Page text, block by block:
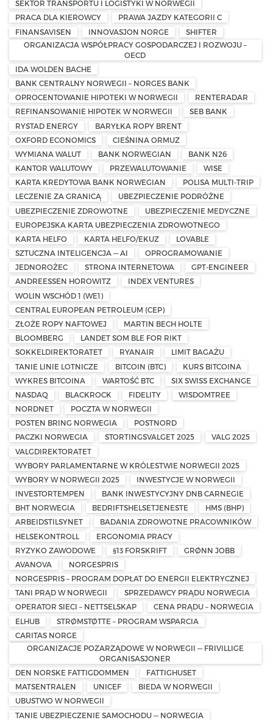
SEKTOR TRANSPORTU I LOGISTYKI W NORWEGII
PRACA DLA KIEROWCY
PRAWA JAZDY KATEGORII C
FINANSAVISEN
INNOVASJON NORGE
SHIFTER
ORGANIZACJA WSPÓŁPRACY GOSPODARCZEJ I ROZWOJU –
OECD
IDA WOLDEN BACHE
BANK CENTRALNY NORWEGII – NORGES BANK
OPROCENTOWANIE HIPOTEKI W NORWEGII
RENTERADAR
REFINANSOWANIE HIPOTEK W NORWEGII
SEB BANK
RYSTAD ENERGY
BARYŁKA ROPY BRENT
OXFORD ECONOMICS
CIEŚNINA ORMUZ
WYMIANA WALUT
BANK NORWEGIAN
BANK N26
KANTOR WALUTOWY
PRZEWALUTOWANIE
WISE
KARTA KREDYTOWA BANK NORWEGIAN
POLISA MULTI-TRIP
LECZENIE ZA GRANICĄ
UBEZPIECZENIE PODRÓŻNE
UBEZPIECZENIE ZDROWOTNE
UBEZPIECZENIE MEDYCZNE
EUROPEJSKA KARTA UBEZPIECZENIA ZDROWOTNEGO
KARTA HELFO
KARTA HELFO/EKUZ
LOVABLE
SZTUCZNA INTELIGENCJA — AI
OPROGRAMOWANIE
JEDNOROŻEC
STRONA INTERNETOWA
GPT-ENGINEER
ANDREESSEN HOROWITZ
INDEX VENTURES
WOLIN WSCHÓD 1 (WE1)
CENTRAL EUROPEAN PETROLEUM (CEP)
ZŁOŻE ROPY NAFTOWEJ
MARTIN BECH HOLTE
BLOOMBERG
LANDET SOM BLE FOR RIKT
SOKKELDIREKTORATET
RYANAIR
LIMIT BAGAŻU
TANIE LINIE LOTNICZE
BITCOIN (BTC)
KURS BITCOINA
WYKRES BITCOINA
WARTOŚĆ BTC
SIX SWISS EXCHANGE
NASDAQ
BLACKROCK FIDELITY
WISDOMTREE
NORDNET
POCZTA W NORWEGII
POSTEN BRING NORWEGIA
POSTNORD
PACZKI NORWEGIA
STORTINGSVALGET 2025
VALG 2025
VALGDIREKTORATET
WYBORY PARLAMENTARNE W KRÓLESTWIE NORWEGII 2025
WYBORY W NORWEGII 2025
INWESTYCJE W NORWEGII
INVESTORTEMPEN
BANK INWESTYCYJNY DNB CARNEGIE
BHT NORWEGIA
BEDRIFTSHELSETJENESTE
HMS (BHP)
ARBEIDSTILSYNET
BADANIA ZDROWOTNE PRACOWNIKÓW
HELSEKONTROLL
ERGONOMIA PRACY
RYZYKO ZAWODOWE
§13 FORSKRIFT
GRØNN JOBB
AVANOVA
NORGESPRIS
NORGESPRIS – PROGRAM DOPŁAT DO ENERGII ELEKTRYCZNEJ
TANI PRĄD W NORWEGII
SPRZEDAWCY PRĄDU NORWEGIA
OPERATOR SIECI – NETTSELSKAP
CENA PRĄDU – NORWEGIA
ELHUB
STRØMSTØTTE – PROGRAM WSPARCIA
CARITAS NORGE
ORGANIZACJE POZARZĄDOWE W NORWEGII — FRIVILLIGE
ORGANISASJONER
DEN NORSKE FATTIGDOMMEN
FATTIGHUSET
MATSENTRALEN
UNICEF
BIEDA W NORWEGII
UBUSTWO W NORWEGII
TANIE UBEZPIECZENIE SAMOCHODU — NORWEGIA